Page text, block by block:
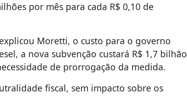
por mês para cada R$ 0,10 de
Moretti, o custo para o governo
a nova subvenção custará R$ 1,7 bilhão
de prorrogação da medida.
fiscal, sem impacto sobre os